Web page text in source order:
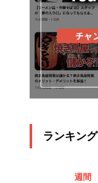
ランキング
週間